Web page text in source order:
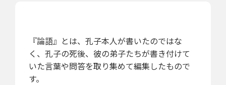
『論語』とは、孔子本人が書いたのではな
く、孔子の死後、彼の弟子たちが書き付けて
いた言葉や問答を取り集めて編集したもので
す。